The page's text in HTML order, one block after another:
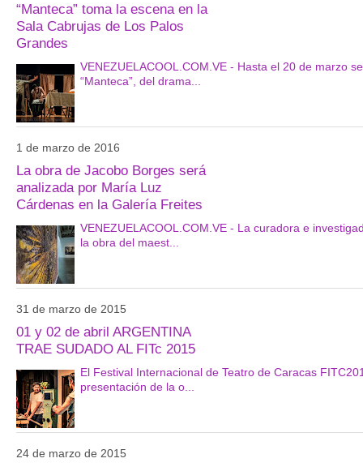
“Manteca” toma la escena en la
Sala Cabrujas de Los Palos
Grandes
VENEZUELACOOL.COM.VE - Hasta el 20 de marzo
“Manteca”, del drama...
1 de marzo de 2016
La obra de Jacobo Borges será
analizada por María Luz
Cárdenas en la Galería Freites
VENEZUELACOOL.COM.VE - La curadora e
la obra del maest...
31 de marzo de 2015
01 y 02 de abril ARGENTINA
TRAE SUDADO AL FITc 2015
El Festival Internacional de Teatro de Caracas
presentación de la o...
24 de marzo de 2015